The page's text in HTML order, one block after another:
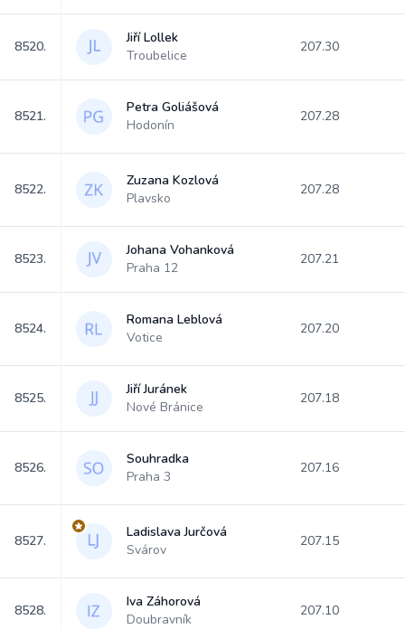
8520.
Jiří Lollek
Troubelice
207.30
8521.
Petra Goliášová
Hodonín
207.28
8522.
Zuzana Kozlová
Plavsko
207.28
8523.
Johana Vohanková
Praha 12
207.21
8524.
Romana Leblová
Votice
207.20
8525.
Jiří Juránek
Nové Bránice
207.18
8526.
Souhradka
Praha 3
207.16
8527.
Ladislava Jurčová
Svárov
207.15
8528.
Iva Záhorová
Doubravník
207.10